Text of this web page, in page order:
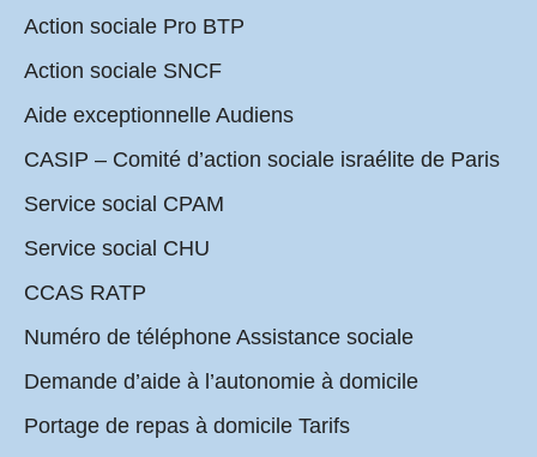
Action sociale Pro BTP
Action sociale SNCF
Aide exceptionnelle Audiens
CASIP – Comité d’action sociale israélite de Paris
Service social CPAM
Service social CHU
CCAS RATP
Numéro de téléphone Assistance sociale
Demande d’aide à l’autonomie à domicile
Portage de repas à domicile Tarifs